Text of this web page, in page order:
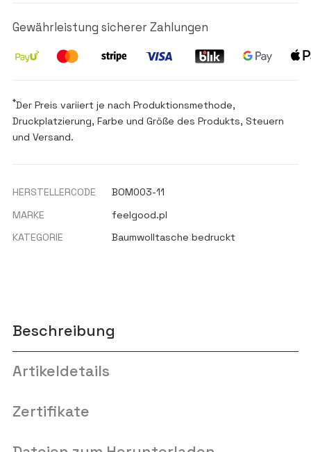
Gewährleistung sicherer Zahlungen
*Der Preis variiert je nach Produktionsmethode,
Druckplatzierung, Farbe und Größe des Produkts, Steuern
und Versand.
HERSTELLERCODE
BOM003-11
MARKE
feelgood.pl
KATEGORIE
Baumwolltasche bedruckt
Beschreibung
Artikeldetails
Zertifikate